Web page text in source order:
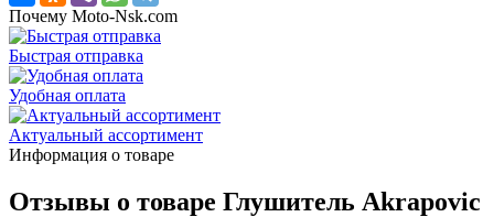
Почему Moto-Nsk.com
Быстрая отправка
Удобная оплата
Актуальный ассортимент
Информация о товаре
Отзывы о товаре Глушитель Akrapovic